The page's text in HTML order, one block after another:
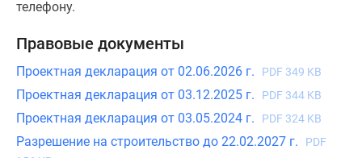
телефону.
Правовые документы
Проектная декларация от 02.06.2026 г. PDF 349 KB
Проектная декларация от 03.12.2025 г. PDF 344 KB
Проектная декларация от 03.05.2024 г. PDF 324 KB
Разрешение на строительство до 22.02.2027 г.
PDF